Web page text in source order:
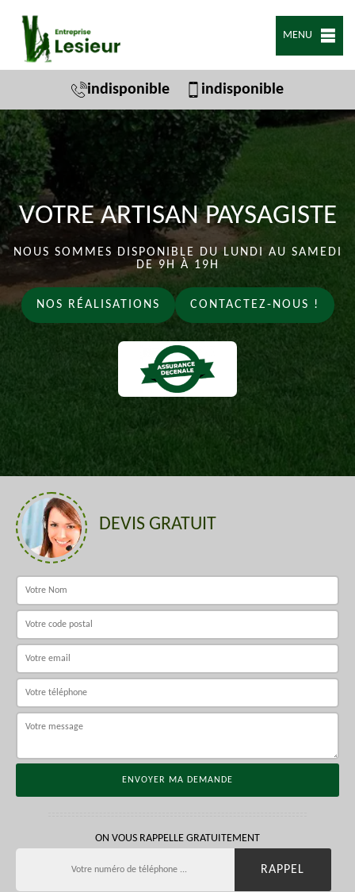
MENU
indisponible indisponible
VOTRE ARTISAN PAYSAGISTE
NOUS SOMMES DISPONIBLE DU LUNDI AU SAMEDI
DE 9H À 19H
NOS RÉALISATIONS CONTACTEZ-NOUS !
DEVIS GRATUIT
ON VOUS RAPPELLE GRATUITEMENT